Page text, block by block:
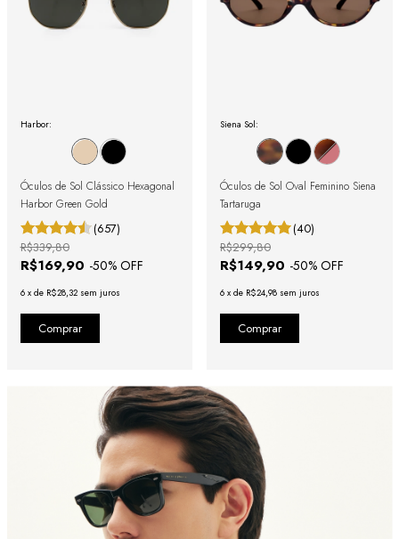
Harbor:
Óculos de Sol Clássico Hexagonal
Harbor Green Gold
(657)
R$169,90 -50% OFF
R$339,80
6 x de R$28,32 sem juros
Siena Sol:
Óculos de Sol Oval Feminino Siena
Tartaruga
(40)
R$149,90 -50% OFF
R$299,80
6 x de R$24,98 sem juros